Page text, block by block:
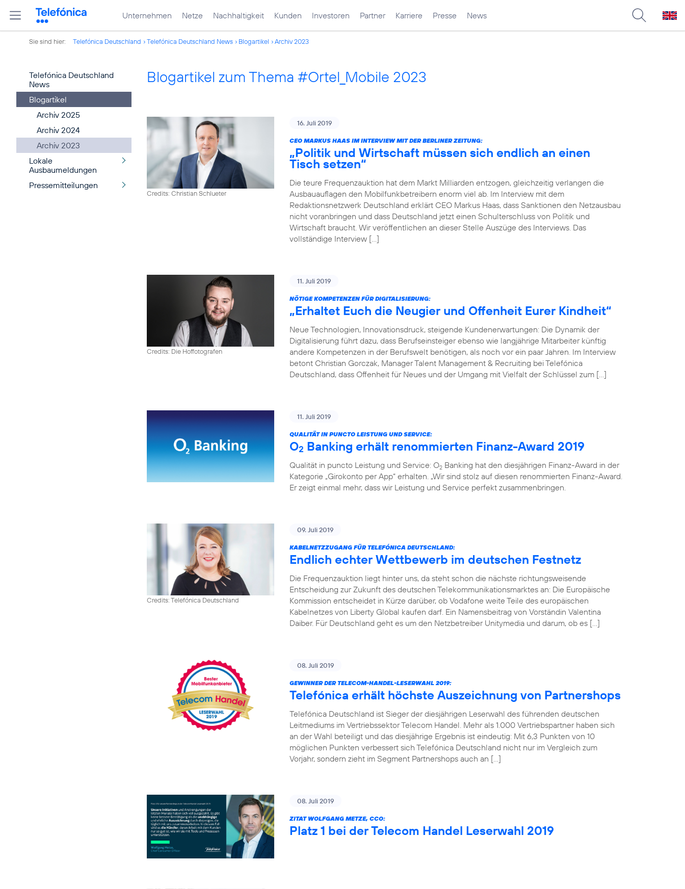
Unternehmen Netze Nachhaltigkeit Kunden Investoren Partner Karriere Presse News
Sie sind hier: Telefónica Deutschland Telefónica Deutschland News Blogartikel Archiv 2023
Telefónica Deutschland
News
Blogartikel
Archiv 2025
Archiv 2024
Archiv 2023
Lokale
Ausbaumeldungen
Pressemitteilungen
Blogartikel zum Thema #Ortel_Mobile 2023
Credits: Christian Schlueter
16. Juli 2019
CEO MARKUS HAAS IM INTERVIEW MIT DER BERLINER ZEITUNG:
„Politik und Wirtschaft müssen sich endlich an einen
Tisch setzen“
Die teure Frequenzauktion hat dem Markt Milliarden entzogen, gleichzeitig verlangen die
Ausbauauflagen den Mobilfunkbetreibern enorm viel ab. Im Interview mit dem
Redaktionsnetzwerk Deutschland erklärt CEO Markus Haas, dass Sanktionen den Netzausbau
nicht voranbringen und dass Deutschland jetzt einen Schulterschluss von Politik und
Wirtschaft braucht. Wir veröffentlichen an dieser Stelle Auszüge des Interviews. Das
vollständige Interview […]
Credits: Die Hoffotografen
11. Juli 2019
NÖTIGE KOMPETENZEN FÜR DIGITALISIERUNG:
„Erhaltet Euch die Neugier und Offenheit Eurer Kindheit“
Neue Technologien, Innovationsdruck, steigende Kundenerwartungen: Die Dynamik der
Digitalisierung führt dazu, dass Berufseinsteiger ebenso wie langjährige Mitarbeiter künftig
andere Kompetenzen in der Berufswelt benötigen, als noch vor ein paar Jahren. Im Interview
betont Christian Gorczak, Manager Talent Management & Recruiting bei Telefónica
Deutschland, dass Offenheit für Neues und der Umgang mit Vielfalt der Schlüssel zum […]
11. Juli 2019
QUALITÄT IN PUNCTO LEISTUNG UND SERVICE:
O2 Banking erhält renommierten Finanz-Award 2019
Qualität in puncto Leistung und Service: O2 Banking hat den diesjährigen Finanz-Award in der
Kategorie „Girokonto per App“ erhalten. „Wir sind stolz auf diesen renommierten Finanz-Award.
Er zeigt einmal mehr, dass wir Leistung und Service perfekt zusammenbringen.
Credits: Telefónica Deutschland
09. Juli 2019
KABELNETZZUGANG FÜR TELEFÓNICA DEUTSCHLAND:
Endlich echter Wettbewerb im deutschen Festnetz
Die Frequenzauktion liegt hinter uns, da steht schon die nächste richtungsweisende
Entscheidung zur Zukunft des deutschen Telekommunikationsmarktes an: Die Europäische
Kommission entscheidet in Kürze darüber, ob Vodafone weite Teile des europäischen
Kabelnetzes von Liberty Global kaufen darf. Ein Namensbeitrag von Vorständin Valentina
Daiber. Für Deutschland geht es um den Netzbetreiber Unitymedia und darum, ob es […]
08. Juli 2019
GEWINNER DER TELECOM-HANDEL-LESERWAHL 2019:
Telefónica erhält höchste Auszeichnung von Partnershops
Telefónica Deutschland ist Sieger der diesjährigen Leserwahl des führenden deutschen
Leitmediums im Vertriebssektor Telecom Handel. Mehr als 1.000 Vertriebspartner haben sich
an der Wahl beteiligt und das diesjährige Ergebnis ist eindeutig: Mit 6,3 Punkten von 10
möglichen Punkten verbessert sich Telefónica Deutschland nicht nur im Vergleich zum
Vorjahr, sondern zieht im Segment Partnershops auch an […]
08. Juli 2019
ZITAT WOLFGANG METZE, CCO:
Platz 1 bei der Telecom Handel Leserwahl 2019